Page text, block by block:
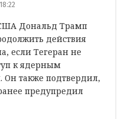
Дональд Трамп
действия
если Тегеран не
к ядерным
Он также подтвердил,
предупредил